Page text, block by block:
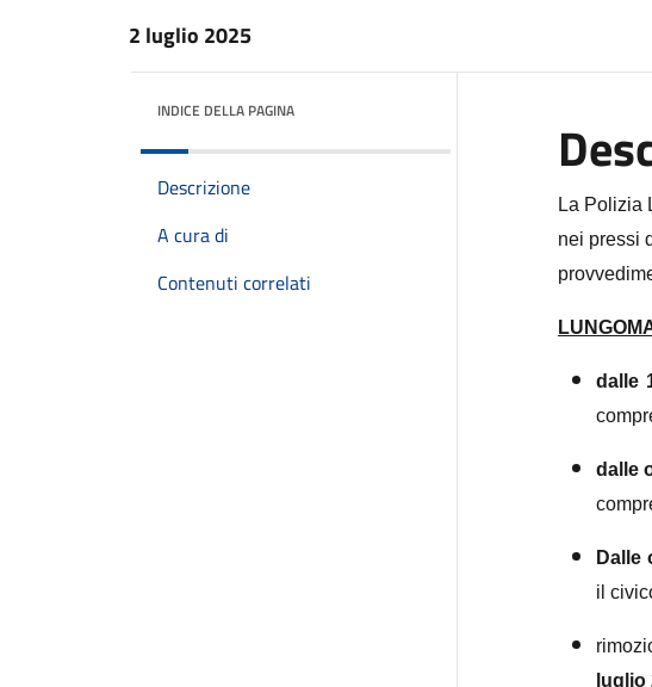
2 luglio 2025
INDICE DELLA PAGINA
Descrizione
A cura di
Contenuti correlati
La Polizia
nei pressi
dalle
dalle
Dalle
il
luglio